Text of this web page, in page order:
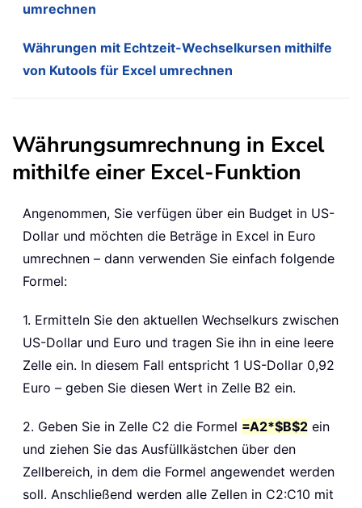
umrechnen
Währungen mit Echtzeit-Wechselkursen mithilfe
von Kutools für Excel umrechnen
Währungsumrechnung in Excel
mithilfe einer Excel-Funktion
Angenommen, Sie verfügen über ein Budget in US-
Dollar und möchten die Beträge in Excel in Euro
umrechnen – dann verwenden Sie einfach folgende
Formel:
1. Ermitteln Sie den aktuellen Wechselkurs zwischen
US-Dollar und Euro und tragen Sie ihn in eine leere
Zelle ein. In diesem Fall entspricht 1 US-Dollar 0,92
Euro – geben Sie diesen Wert in Zelle B2 ein.
2. Geben Sie in Zelle C2 die Formel =A2*$B$2 ein
und ziehen Sie das Ausfüllkästchen über den
Zellbereich, in dem die Formel angewendet werden
soll. Anschließend werden alle Zellen in C2:C10 mit